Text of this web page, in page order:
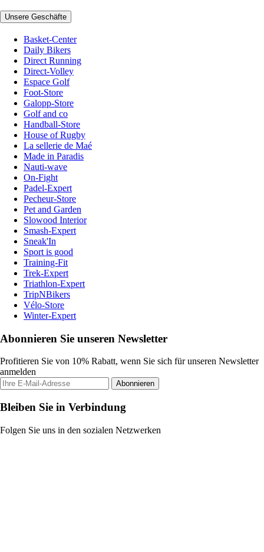
Unsere Geschäfte
Basket-Center
Daily Bikers
Direct Running
Direct-Volley
Espace Golf
Foot-Store
Galopp-Store
Golf and co
Handball-Store
House of Rugby
La sellerie de Maé
Made in Paradis
Nauti-wave
On-Fight
Padel-Expert
Pecheur-Store
Pet and Garden
Slowood Interior
Smash-Expert
Sneak'In
Sport is good
Training-Fit
Trek-Expert
Triathlon-Expert
TripNBikers
Vélo-Store
Winter-Expert
Abonnieren Sie unseren Newsletter
Profitieren Sie von 10% Rabatt, wenn Sie sich für unseren Newsletter
anmelden
Abonnieren
Bleiben Sie in Verbindung
Folgen Sie uns in den sozialen Netzwerken